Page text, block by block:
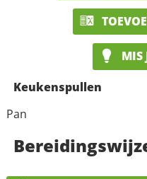
MIS
Keukenspullen
Pan